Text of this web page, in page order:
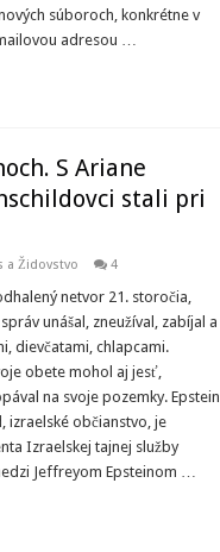
súboroch, konkrétne v
adresou …
S Ariane
stali pri
a Židovstvo 4
netvor 21. storočia,
unášal, zneužíval, zabíjal a
dievčatami, chlapcami.
obete mohol aj jesť,
na svoje pozemky. Epstein
izraelské občianstvo, je
Izraelskej tajnej služby
Jeffreyom Epsteinom …